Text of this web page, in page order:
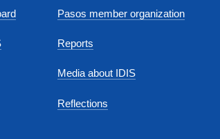
Pasos member organization
Reports
Media about IDIS
Reflections